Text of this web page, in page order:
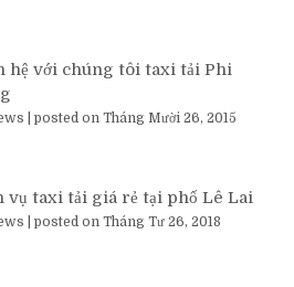
hệ với chúng tôi taxi tải Phi
posted on Tháng Mười 26, 2015
vụ taxi tải giá rẻ tại phố Lê Lai
posted on Tháng Tư 26, 2018